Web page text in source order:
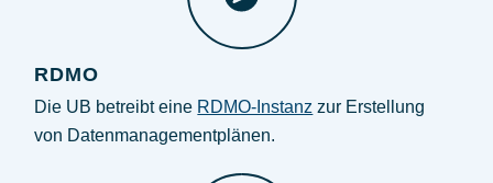
RDMO
Die UB betreibt eine RDMO-Instanz zur Erstellung
von Datenmanagementplänen.